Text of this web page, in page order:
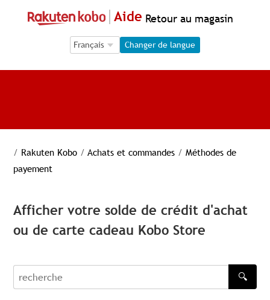
Aide Retour au magasin
Language Selection
Language Selection
Changer de langue
/ Rakuten Kobo / Achats et commandes / Méthodes de
payement
Afficher votre solde de crédit d'achat
ou de carte cadeau Kobo Store
recherche
🔍